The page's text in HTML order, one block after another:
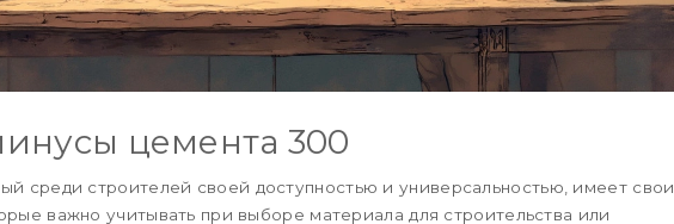
цемента 300
среди строителей своей доступностью и универсальностью, имеет свои
важно учитывать при выборе материала для строительства или